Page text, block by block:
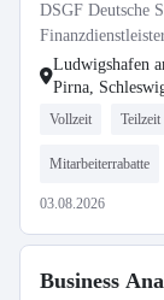
DSGF Deutsche
Ludwigshafen
Pirna,
Vollzeit Teilzeit
Mitarbeiterrabatte
03.08.2026
Business